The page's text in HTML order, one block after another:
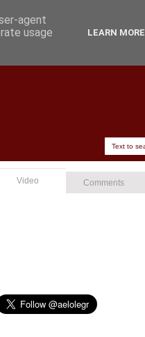
Video Comments
agent
usage
LEARN MORE